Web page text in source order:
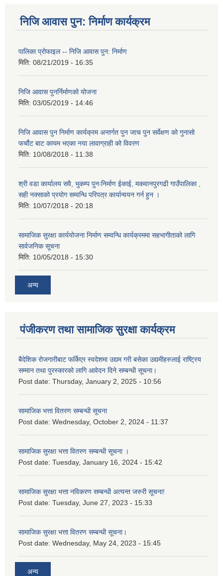
निजि आवास पुन: निर्माण कार्यक्रम
पालिका प्राेफाइल -- निजि आवास पुन: निर्माण
मिति: 08/21/2019 - 16:35
निजि आवास पुनर्निर्माणको योजना
मिति: 03/05/2019 - 14:46
निजि आवास पुन निर्माण कार्यक्रम अन्तर्गत पुन जाच पुन सर्वेक्षण को गुनासो
फर्चौट बाट कायम भएका नया लावाग्राही को विवरण
मिति: 10/08/2018 - 11:38
श्री वडा कार्यालय सवै, भुकम्प पुनःनिर्माण ईकाई, मकवानपुरगढी गाउँपालिका ,
सही नक्साको प्रयोग सम्वन्धि परिपत्र कार्यान्वयन गर्न हुन ।
मिति: 10/07/2018 - 20:18
सामाजिक सुरक्षा कार्ययोजना निर्माण सम्वन्धि कार्यक्रममा सहभागीताको लागि
सार्वजनिक सूचना
मिति: 10/05/2018 - 15:30
अन्य
पंजीकरण तथा सामाजिक सुरक्षा कार्यक्रम
बैदेशिक रोजगारीबाट फर्किएर स्वदेशमा उद्यम गरी बसेका उद्यमीहरुलाई राष्‍ट्रिय
सम्मान तथा पुरस्कारको लागि आवेदन दिने सम्बन्धी सूचना।
Post date: Thursday, January 2, 2025 - 10:56
सामाजिक भत्ता वितरण सम्बन्धी सूचना
Post date: Wednesday, October 2, 2024 - 11:37
सामाजिक सुरक्षा भत्ता वितरण सम्बन्धी सूचना ।
Post date: Tuesday, January 16, 2024 - 15:42
सामाजिक सुरक्षा भत्ता नविकरण सम्बन्धी अत्यन्त जरुरी सूचना!
Post date: Tuesday, June 27, 2023 - 15:33
सामाजिक सुरक्षा भत्ता वितरण सम्बन्धी सूचना।
Post date: Wednesday, May 24, 2023 - 15:45
अन्य